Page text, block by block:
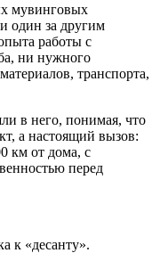
мувинговых
один за другим
работы с
ни нужного
транспорта,
в него, понимая, что
а настоящий вызов:
км от дома, с
перед
к «десанту».